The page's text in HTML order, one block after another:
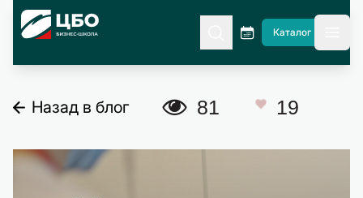
CBO
Каталог
Назад в блог A 81 C 19